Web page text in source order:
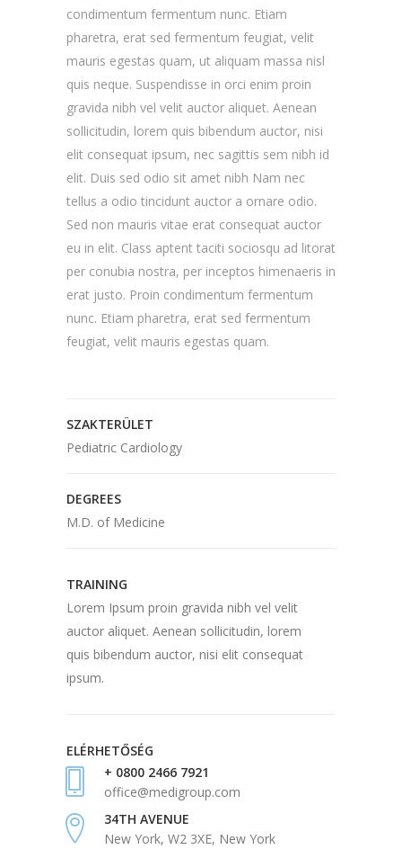
condimentum fermentum nunc. Etiam
pharetra, erat sed fermentum feugiat, velit
mauris egestas quam, ut aliquam massa nisl
quis neque. Suspendisse in orci enim proin
gravida nibh vel velit auctor aliquet. Aenean
sollicitudin, lorem quis bibendum auctor, nisi
elit consequat ipsum, nec sagittis sem nibh id
elit. Duis sed odio sit amet nibh Nam nec
tellus a odio tincidunt auctor a ornare odio.
Sed non mauris vitae erat consequat auctor
eu in elit. Class aptent taciti sociosqu ad litorat
per conubia nostra, per inceptos himenaeris in
erat justo. Proin condimentum fermentum
nunc. Etiam pharetra, erat sed fermentum
feugiat, velit mauris egestas quam.
SZAKTERÜLET
Pediatric Cardiology
DEGREES
M.D. of Medicine
TRAINING
Lorem Ipsum proin gravida nibh vel velit
auctor aliquet. Aenean sollicitudin, lorem
quis bibendum auctor, nisi elit consequat
ipsum.
ELÉRHETŐSÉG
+ 0800 2466 7921
office@medigroup.com
34TH AVENUE
New York, W2 3XE, New York